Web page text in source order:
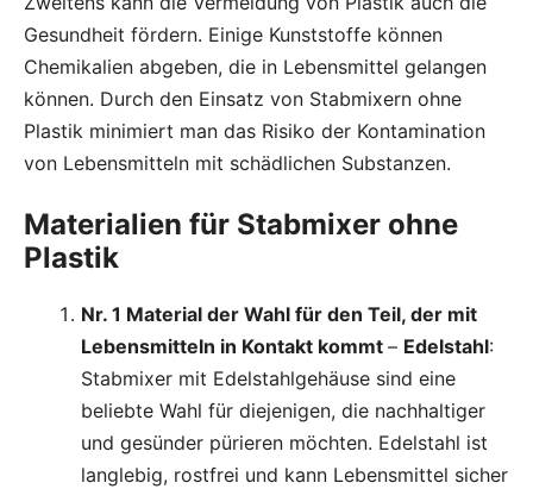
Gesundheit fördern. Einige Kunststoffe können
Chemikalien abgeben, die in Lebensmittel gelangen
können. Durch den Einsatz von Stabmixern ohne
Plastik minimiert man das Risiko der Kontamination
von Lebensmitteln mit schädlichen Substanzen.
Materialien für Stabmixer ohne
Plastik
Nr. 1 Material der Wahl für den Teil, der mit
Lebensmitteln in Kontakt kommt – Edelstahl:
Stabmixer mit Edelstahlgehäuse sind eine
beliebte Wahl für diejenigen, die nachhaltiger
und gesünder pürieren möchten. Edelstahl ist
langlebig, rostfrei und kann Lebensmittel sicher